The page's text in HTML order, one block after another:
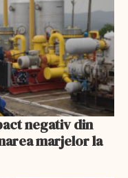
negativ din
marjelor la